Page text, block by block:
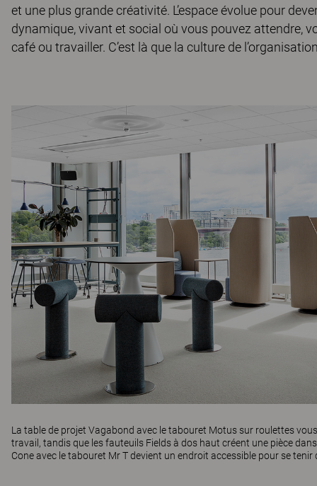
et une plus grande créativité. L’espace évolue pour
dynamique, vivant et social où vous pouvez attendre,
café ou travailler. C’est là que la culture de
La table de projet Vagabond avec le tabouret Motus sur roulettes
travail, tandis que les fauteuils Fieldsà dos haut créent une pièce
Coneavec le tabouret Mr Tdevient un endroit accessible pour se tenir